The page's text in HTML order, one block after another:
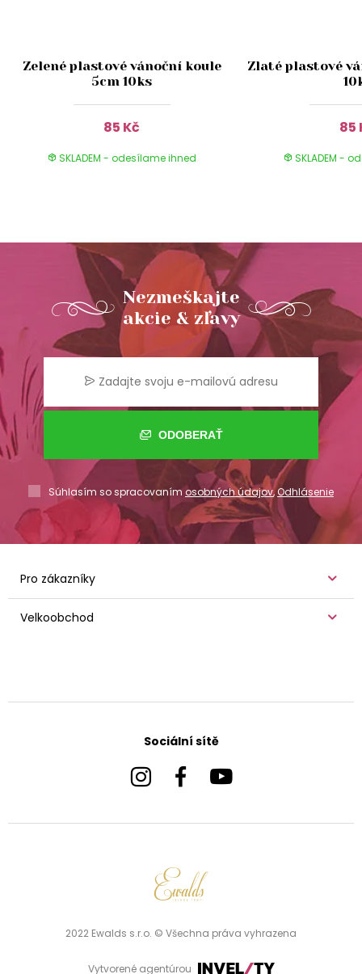
Zelené plastové vánoční koule
5cm 10ks
85 Kč
SKLADEM - odesílame ihned
Zlaté plastové
85
SKLADEM -
Nezmeškajte
akcie & zľavy
ODOBERAŤ
Súhlasím so spracovaním osobných údajov,Odhlásenie
Pro zákazníky
Velkoobchod
Sociální sítě
2022 Ewalds s.r.o. © Všechna práva vyhrazena
Vytvorené agentúrou